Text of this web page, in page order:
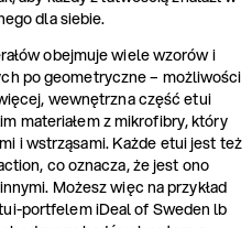
dla siebie.
obejmuje wiele wzorów i
po geometryczne – możliwości
wewnętrzna część etui
materiałem z mikrofibry, który
i wstrząsami. Każde etui jest też
co oznacza, że jest ono
Możesz więc na przykład
portfelem iDeal of Sweden lb